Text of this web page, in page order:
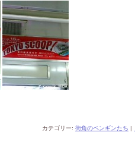
カテゴリー: 街角のペンギンたち |